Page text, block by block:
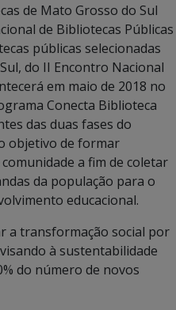
de Mato Grosso do Sul
de Bibliotecas Públicas
públicas selecionadas
do II Encontro Nacional
em maio de 2018 no
Conecta Biblioteca
das duas fases do
objetivo de formar
a fim de coletar
da população para o
educacional.
a transformação social por
à sustentabilidade
do número de novos